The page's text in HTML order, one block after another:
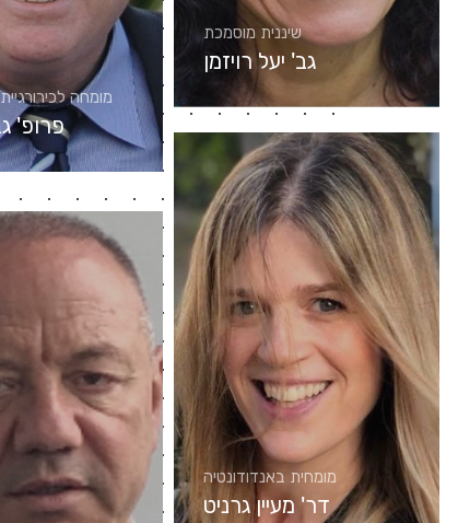
מומחה
פרופ'
שיננית מוסמכת
גב' יעל רויזמן
מומחית באנדודונטיה
דר' מעיין גרניט